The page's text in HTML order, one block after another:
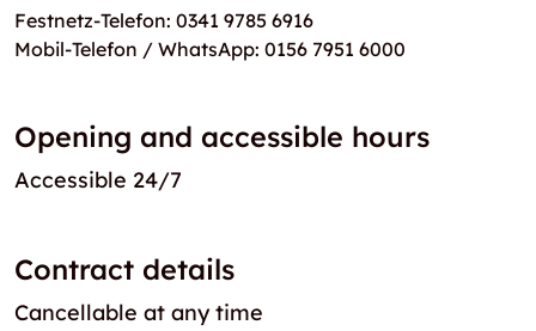
Festnetz-Telefon: 0341 9785 6916
Mobil-Telefon / WhatsApp: 0156 7951 6000
Opening and accessible hours
Accessible 24/7
Contract details
Cancellable at any time